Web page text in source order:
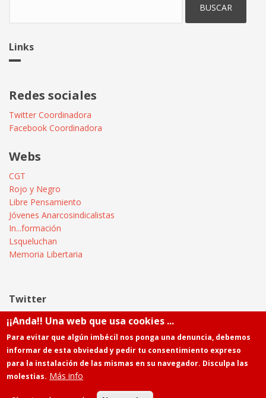
Links
Redes sociales
Twitter Coordinadora
Facebook Coordinadora
Webs
CGT
Rojo y Negro
Libre Pensamiento
Jóvenes Anarcosindicalistas
In...formación
Lsqueluchan
Memoria Libertaria
Twitter
Tweets by @Informatica_CGT
¡¡Anda!! Una web que usa cookies ...
Para evitar que algún imbécil nos ponga una denuncia, debemos
informar de esta obviedad y pedir tu consentimiento expreso
para la instalación de las mismas en su navegador. Disculpa las
molestias. Más info